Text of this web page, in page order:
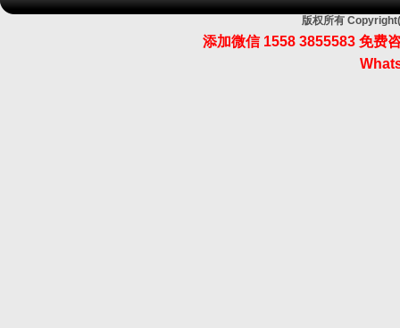
版权所有
添加微信 1558 3855583 免费